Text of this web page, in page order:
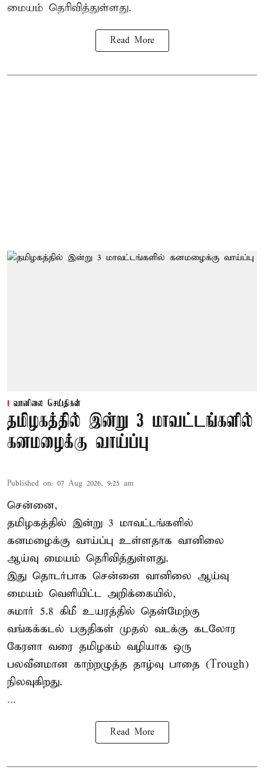
மையம் தெரிவித்துள்ளது.
Read More
வானிலை செய்திகள்
தமிழகத்தில் இன்று 3 மாவட்டங்களில்
கனமழைக்கு வாய்ப்பு
Published on: 07 Aug 2026, 9:25 am
சென்னை,
தமிழகத்தில் இன்று 3 மாவட்டங்களில்
கனமழைக்கு வாய்ப்பு உள்ளதாக வானிலை
ஆய்வு மையம் தெரிவித்துள்ளது.
இது தொடர்பாக சென்னை வானிலை ஆய்வு
மையம் வெளியிட்ட அறிக்கையில்,
சுமார் 5.8 கிமீ உயரத்தில் தென்மேற்கு
வங்கக்கடல் பகுதிகள் முதல் வடக்கு கடலோர
கேரளா வரை தமிழகம் வழியாக ஒரு
பலவீனமான காற்றழுத்த தாழ்வு பாதை (Trough)
நிலவுகிறது.
...
Read More